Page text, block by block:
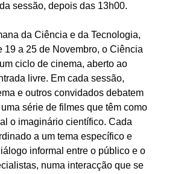
sessão, depois das 13h00.
da Ciência e da Tecnologia,
19 a 25 de Novembro, o Ciência
ciclo de cinema, aberto ao
livre. Em cada sessão,
e outros convidados debatem
série de filmes que têm como
o imaginário científico. Cada
a um tema específico e
informal entre o público e o
numa interacção que se